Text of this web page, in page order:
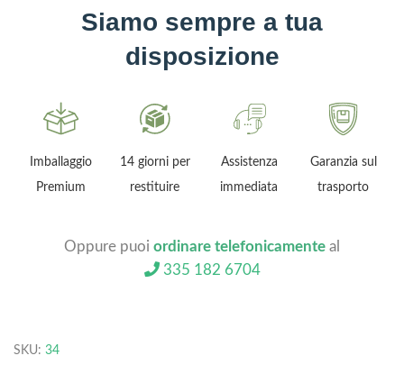
Siamo sempre a tua
disposizione
Imballaggio
Premium
14 giorni per
restituire
Assistenza
immediata
Garanzia sul
trasporto
Oppure puoi ordinare telefonicamente al
335 182 6704
SKU: 34